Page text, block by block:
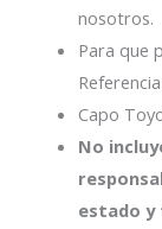
nosotros.
Para que
Capo
No
estado y